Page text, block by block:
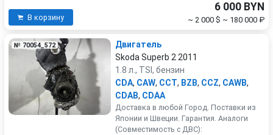
В корзину
6 000 BYN
~ 2 000 $ ~ 180 000 ₽
№ 70054_572
Двигатель
Skoda Superb 2 2011
1.8 л., TSI, бензин
CDA, CAW, CCT, BZB, CCZ, CAWB,
CDAB, CDAA
Доставка в любой Город. Поставки из
Японии и Швеции. Гарантия. Аналоги
(Совместимость с ДВС):